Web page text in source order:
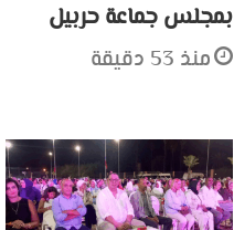
بمجلس جماعة حربيل
منذ 53 دقيقة